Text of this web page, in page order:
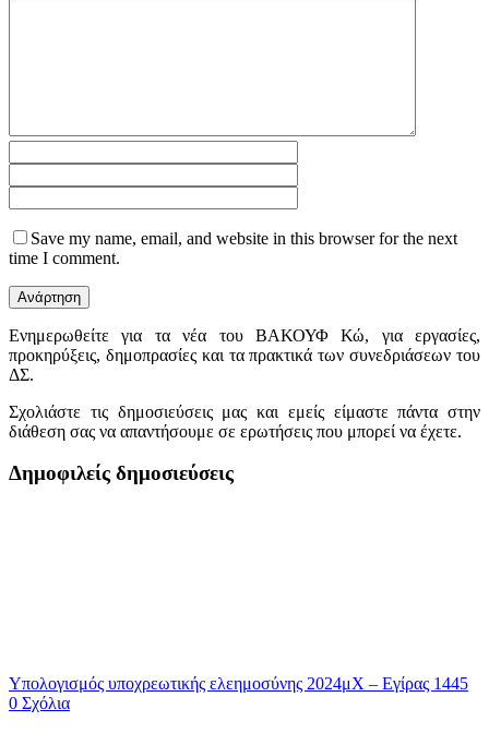
Save my name, email, and website in this browser for the next
time I comment.
Ενημερωθείτε για τα νέα του ΒΑΚΟΥΦ Κώ, για εργασίες,
προκηρύξεις, δημοπρασίες και τα πρακτικά των συνεδριάσεων του
ΔΣ.
Σχολιάστε τις δημοσιεύσεις μας και εμείς είμαστε πάντα στην
διάθεση σας να απαντήσουμε σε ερωτήσεις που μπορεί να έχετε.
Δημοφιλείς δημοσιεύσεις
Υπολογισμός υποχρεωτικής ελεημοσύνης 2024μΧ – Εγίρας 1445
0 Σχόλια